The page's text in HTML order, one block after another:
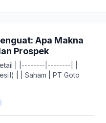
Apa Makna
Prospek
| |--------|--------| |
I) | | Saham | PT Goto